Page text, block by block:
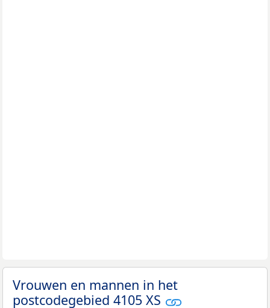
Vrouwen en mannen in het
postcodegebied 4105 XS